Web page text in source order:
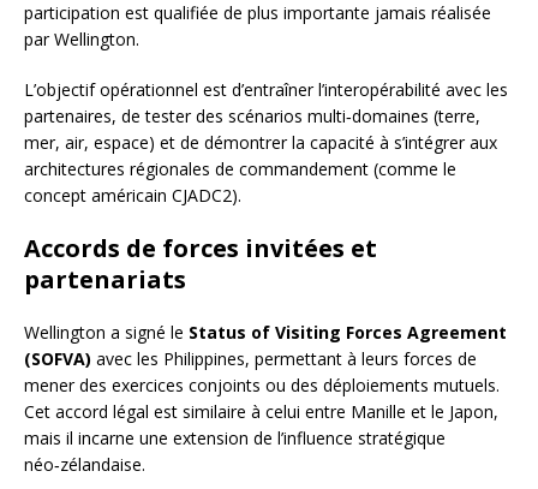
participation est qualifiée de plus importante jamais réalisée
par Wellington.
L’objectif opérationnel est d’entraîner l’interopérabilité avec les
partenaires, de tester des scénarios multi‑domaines (terre,
mer, air, espace) et de démontrer la capacité à s’intégrer aux
architectures régionales de commandement (comme le
concept américain CJADC2).
Accords de forces invitées et
partenariats
Wellington a signé le Status of Visiting Forces Agreement
(SOFVA) avec les Philippines, permettant à leurs forces de
mener des exercices conjoints ou des déploiements mutuels.
Cet accord légal est similaire à celui entre Manille et le Japon,
mais il incarne une extension de l’influence stratégique
néo‑zélandaise.